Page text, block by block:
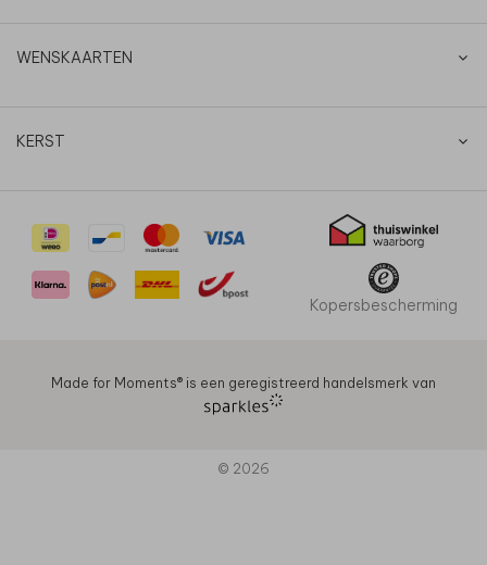
WENSKAARTEN
KERST
Kopersbescherming
Made for Moments®️ is een geregistreerd handelsmerk van
© 2026